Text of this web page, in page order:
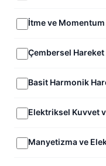
İtme ve Momentum
Çembersel Hareket
Basit Harmonik
Elektriksel Kuvvet
Manyetizma ve